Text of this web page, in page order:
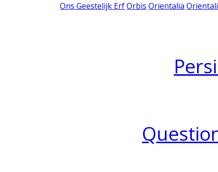
Ons Geestelijk Erf Orbis Orientalia